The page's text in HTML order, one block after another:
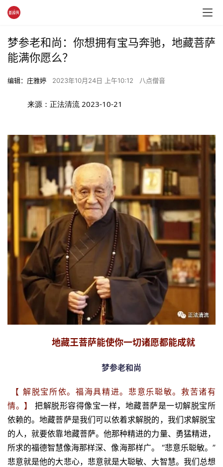
梦参老和尚：你想拥有宝马奔驰，地藏菩萨
能满你愿么？
编辑：庄雅婷 2023年10月24日 上午10:12 八点僧音
来源：正法清流 2023-10-21
地藏王菩萨能使你一切诸愿都能成就
梦参老和尚
【 解脱宝所依。福海具精进。悲意乐聪敏。救苦诸有
情。】
把解脱形容得像宝一样，地藏菩萨是一切解脱宝所
依赖的。地藏菩萨是我们可以依着求解脱的，我们求解脱宝
的人，就要依靠地藏菩萨。他那种精进的力量、勇猛精进，
所求的福德智慧像海那样深、像海那样广。
“悲意乐聪敏。”
悲意就是他的大悲心，悲意就是大聪敏、大智慧。我们总想